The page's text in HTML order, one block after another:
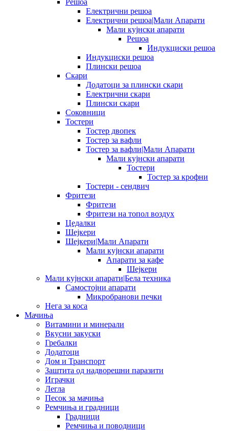
Електрични решоа
Електрични решоа|Мали Апарати
Мали кујнски апарати
Решоа
Индукциски решоа
Индукциски решоа
Плински решоа
Скари
Додатоци за плински скари
Електрични скари
Плински скари
Соковници
Тостери
Тостер двопек
Тостер за вафли
Тостер за вафли|Мали Апарати
Мали кујнски апарати
Тостери
Тостер за крофни
Тостери - сендвич
Фритези
Фритези
Фритези на топол воздух
Цедалки
Шејкери
Шејкери|Мали Апарати
Мали кујнски апарати
Апарати за кафе
Шејкери
Мали кујнски апарати|Бела техника
Самостојни апарати
Микробранови печки
Нега за коса
Мачиња
Витамини и минерали
Вкусни закуски
Гребалки
Додатоци
Дом и Транспорт
Заштита од надворешни паразити
Играчки
Легла
Песок за мачиња
Ремчиња и градници
Градници
Ремчиња и поводници